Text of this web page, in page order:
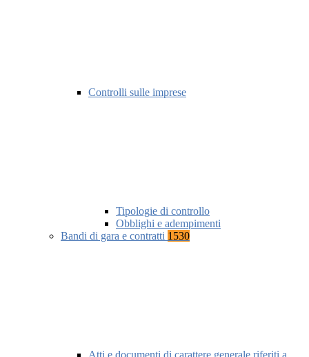
Controlli sulle imprese
Tipologie di controllo
Obblighi e adempimenti
Bandi di gara e contratti 1530